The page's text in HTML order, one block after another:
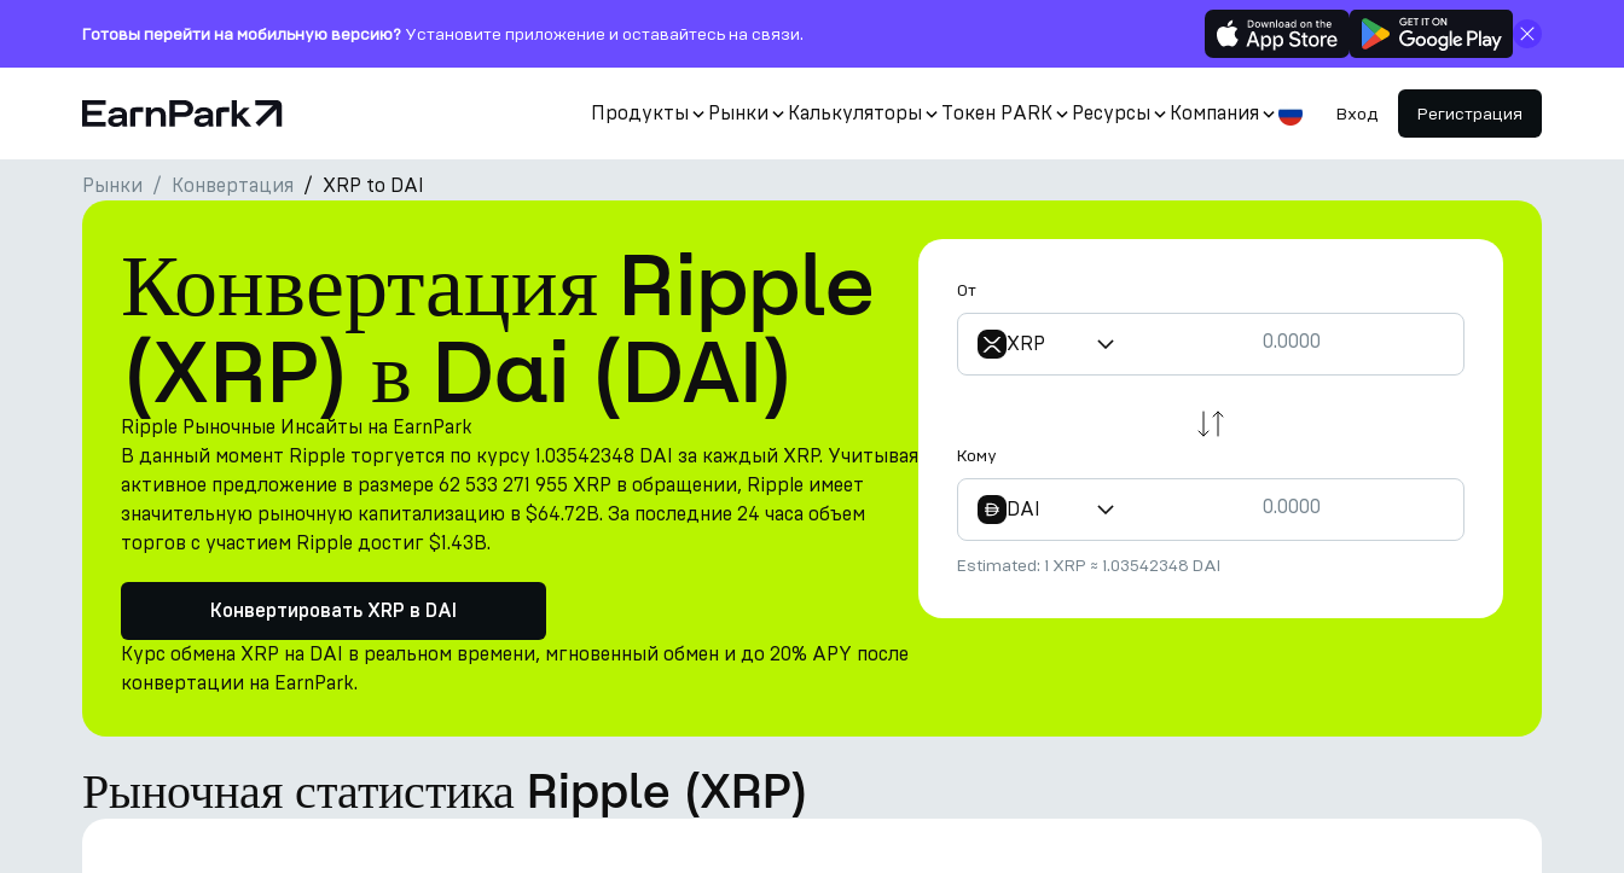
Готовы перейти на мобильную версию? Установите приложение и оставайтесь на связи. Закрыть
Главная страница Продукты Рынки Калькуляторы Токен PARK Ресурсы Компания Вход Регистрация
Продукты
Рынки
Калькуляторы
Токен PARK
Ресурсы
Компания
Рынки Конвертация XRP to DAI
Конвертация Ripple
(XRP) в Dai (DAI)
Ripple Рыночные Инсайты на EarnPark
В данный момент Ripple торгуется по курсу 1.03542348 DAI за каждый XRP. Учитывая
активное предложение в размере 62 533 271 955 XRP в обращении, Ripple имеет
значительную рыночную капитализацию в $64.72B. За последние 24 часа объем
торгов с участием Ripple достиг $1.43B.
Конвертировать XRP в DAI
Курс обмена XRP на DAI в реальном времени, мгновенный обмен и до 20% APY после
конвертации на EarnPark.
От
XRP
Кому
DAI
Estimated: 1 XRP ≈ 1.03542348 DAI
Рыночная статистика Ripple (XRP)